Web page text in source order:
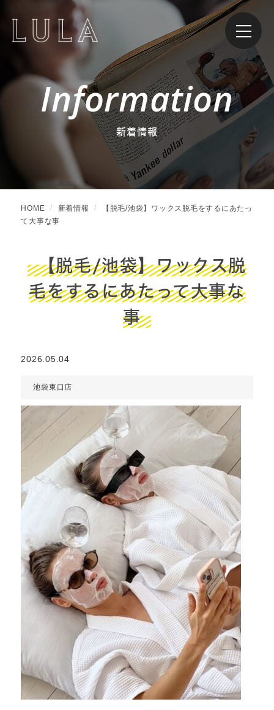
Information
新着情報
HOME 新着情報
【脱毛/池袋】ワックス脱毛をするにあたっ
て大事な事
【脱毛/池袋】ワックス脱
毛をするにあたって大事な
事
2026.05.04
池袋東口店